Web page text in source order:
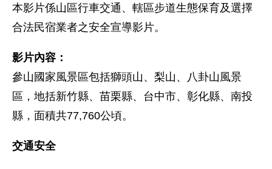
本影片係山區行車交通、轄區步道生態保育及選擇
合法民宿業者之安全宣導影片。
影片內容：
參山國家風景區包括獅頭山、梨山、八卦山風景
區，地括新竹縣、苗栗縣、台中市、彰化縣、南投
縣，面積共77,760公頃。
交通安全